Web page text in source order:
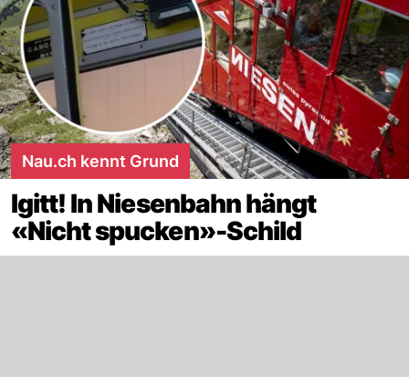
Nau.ch kennt Grund
Igitt! In Niesenbahn hängt
«Nicht spucken»-Schild